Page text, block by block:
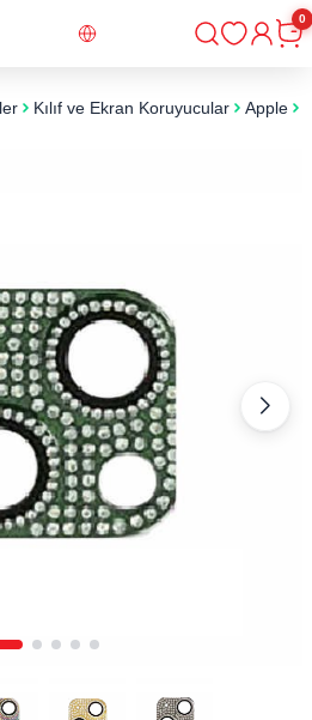
Giriş
0
Kılıf ve Ekran Koruyucular Apple